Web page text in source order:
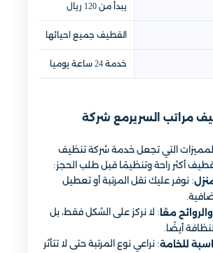
يبدأ من 120 ريال
القطيف جميع احيائها
خدمة 24 ساعة يوميا
مراتب السريرمع شركة
التي تجعل خدمة شركة تنظيف
أكثر راحة وتنظيمًا قبل طلب الحجز:
: نوفر عليك نقل المرتبة أو تعطيل
معًا : لا نركز على الشكل فقط، بل
أيضًا.
للخامة: نراعي نوع المرتبة حتى لا تتأثر